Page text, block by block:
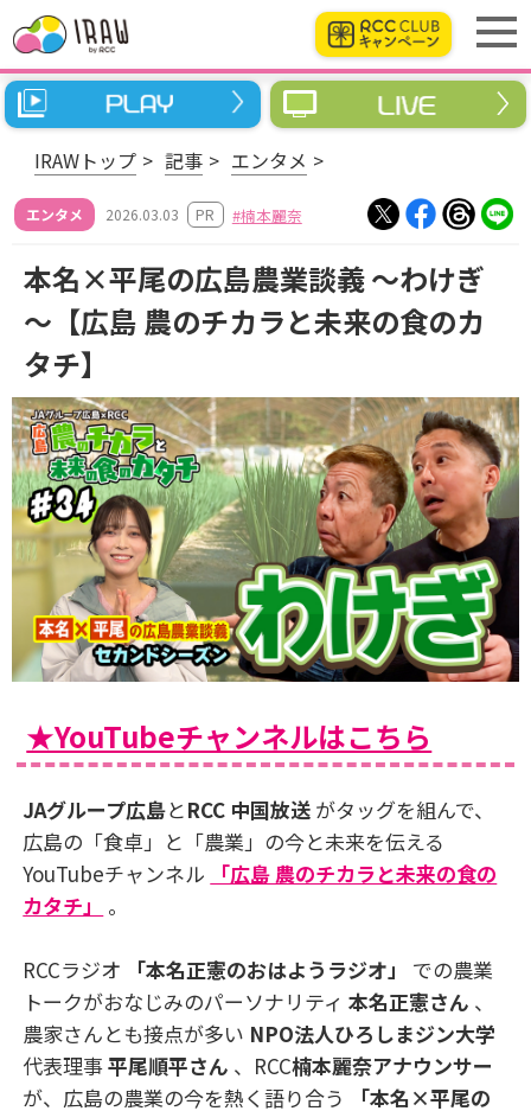
IRAWトップ 記事 エンタメ
エンタメ 2026.03.03 PR 楠本麗奈
本名×平尾の広島農業談義 ～わけぎ
～【広島 農のチカラと未来の食のカ
タチ】
★YouTubeチャンネルはこちら
JAグループ広島とRCC 中国放送 がタッグを組んで、
広島の「食卓」と「農業」の今と未来を伝える
YouTubeチャンネル
「広島 農のチカラと未来の食の
カタチ」
。
RCCラジオ 「本名正憲のおはようラジオ」
での農業
トークがおなじみのパーソナリティ本名正憲さん 、
農家さんとも接点が多い NPO法人ひろしまジン大学
代表理事平尾順平さん 、RCC楠本麗奈アナウンサー
が、広島の農業の今を熱く語り合う
「本名×平尾の